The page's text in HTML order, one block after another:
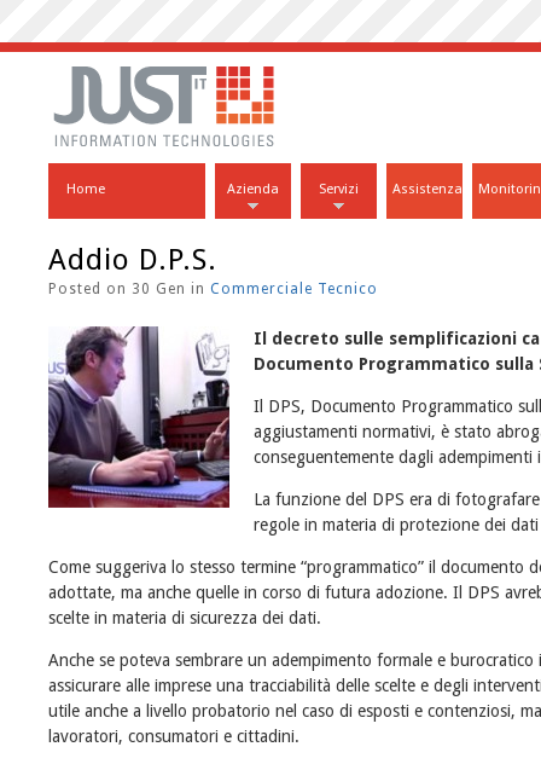
Home Azienda Servizi Assistenza
Addio D.P.S.
Posted on 30 Gen in Commerciale Tecnico
Il decreto sulle semplificazioni
Documento Programmatico sulla
Il DPS, Documento Programmatico
aggiustamenti normativi, è stato
conseguentemente dagli
La funzione del DPS era di
regole in materia di protezione dei
Come suggeriva lo stesso termine “programmatico” il documento
adottate, ma anche quelle in corso di futura adozione. Il DPS
scelte in materia di sicurezza dei dati.
Anche se poteva sembrare un adempimento formale e
assicurare alle imprese una tracciabilità delle scelte e degli
utile anche a livello probatorio nel caso di esposti e contenziosi,
lavoratori, consumatori e cittadini.